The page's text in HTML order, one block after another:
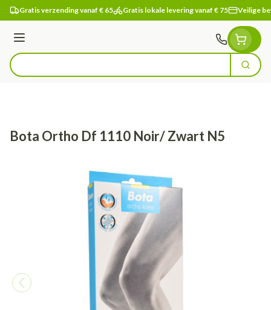
Ga naar de inhoud
Gratis verzending vanaf € 65 Gratis lokale levering vanaf € 75 Veilige
Menu
Product, merk, categorie... Zoek
Bota Ortho Df 1110 Noir/ Zwart N5